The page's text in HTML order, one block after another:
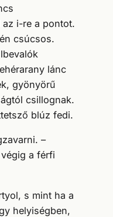
i-re a pontot.
csúcsos.
lánc
gyönyörű
csillognak.
blúz fedi.
–
a férfi
s mint ha a
helyiségben,